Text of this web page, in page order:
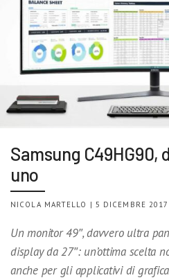
Samsung C49HG90,
uno
NICOLA MARTELLO | 5 DICEMBRE 2017
Un monitor 49″, davvero ultra
display da 27″: un’ottima scelta
anche per gli applicativi di